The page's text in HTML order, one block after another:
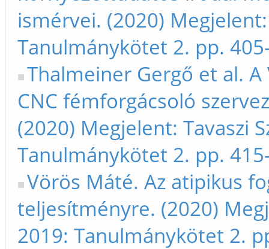
ismérvei. (2020)
Tanulmánykötet 2. pp.
Thalmeiner Gergő et al.
CNC fémforgácsoló
(2020) Megjelent: Tavaszi
Tanulmánykötet 2. pp.
Vörös Máté. Az atipikus
teljesítményre. (2020)
2019: Tanulmánykötet 2.